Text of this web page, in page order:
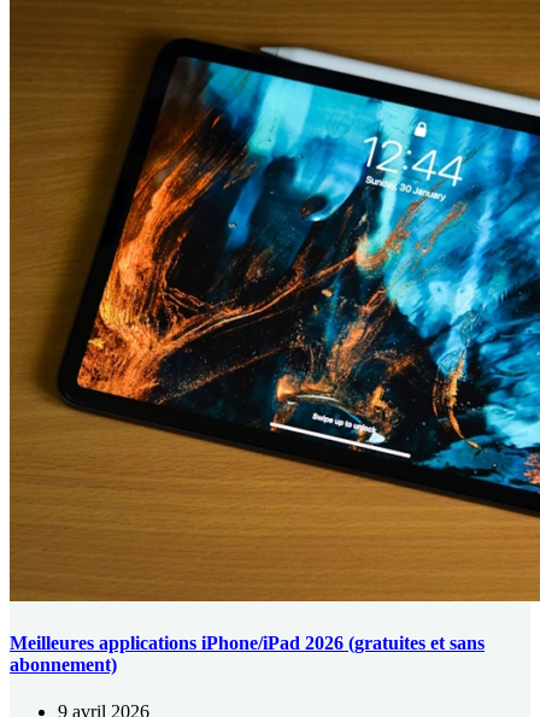
Meilleures applications iPhone/iPad 2026 (gratuites et sans
abonnement)
9 avril 2026